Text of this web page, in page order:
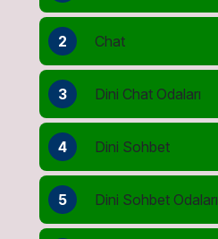
2 Chat
3 Dini Chat Odaları
4 Dini Sohbet
5 Dini Sohbet Odaları